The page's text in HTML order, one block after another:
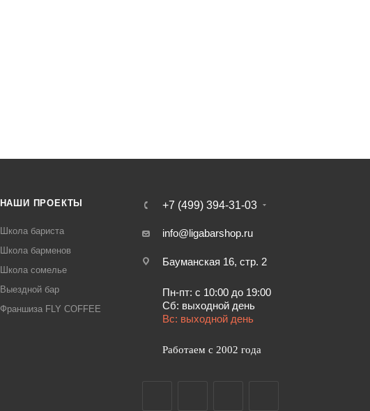
НАШИ ПРОЕКТЫ
Школа бариста
Школа барменов
Школа сомелье
Выездной бар
Франшиза FLY COFFEE
+7 (499) 394-31-03
info@ligabarshop.ru
Бауманская 16, стр. 2
Пн-пт: с 10:00 до 19:00
Сб: выходной день
Вс: выходной день
Работаем с 2002 года